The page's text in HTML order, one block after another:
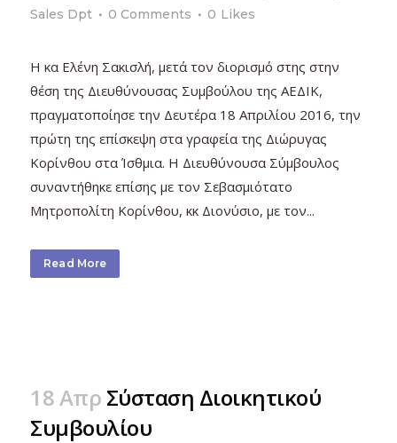
Sales Dpt
0 Comments 0 Likes
Η κα Ελένη Σακισλή, μετά τον διορισμό στης στην
θέση της Διευθύνουσας Συμβούλου της ΑΕΔΙΚ,
πραγματοποίησε την Δευτέρα 18 Απριλίου 2016, την
πρώτη της επίσκεψη στα γραφεία της Διώρυγας
Κορίνθου στα Ίσθμια. Η Διευθύνουσα Σύμβουλος
συναντήθηκε επίσης με τον Σεβασμιότατο
Μητροπολίτη Κορίνθου, κκ Διονύσιο, με τον...
Read More
18 Απρ Σύσταση Διοικητικού
Συμβουλίου